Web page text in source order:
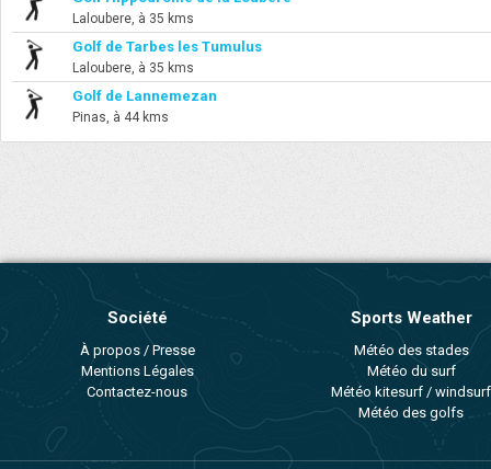
Laloubere, à 35 kms
Golf de Tarbes les Tumulus
Laloubere, à 35 kms
Golf de Lannemezan
Pinas, à 44 kms
Société
À propos / Presse
Mentions Légales
Contactez-nous
Sports Weather
Météo des stades
Météo du surf
Météo kitesurf / windsurf
Météo des golfs